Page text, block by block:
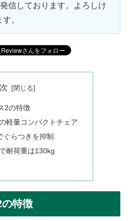
信しております。よろしけ
。
2の特徴
軽量コンパクトチェア
ぐらつきを抑制
耐荷重は130kg
特徴